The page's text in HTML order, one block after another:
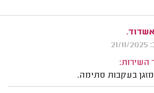
השירות:
מזגן בעקבות סתימה.